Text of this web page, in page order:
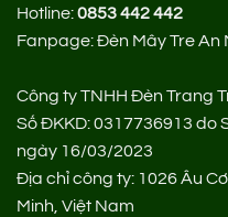
Hotline:0853 442 442
Fanpage:Đèn Mây Tre An
Công ty TNHH Đèn Trang
Số ĐKKD: 0317736913 do
ngày 16/03/2023
Địa chỉ công ty: 1026 Âu
Minh, Việt Nam